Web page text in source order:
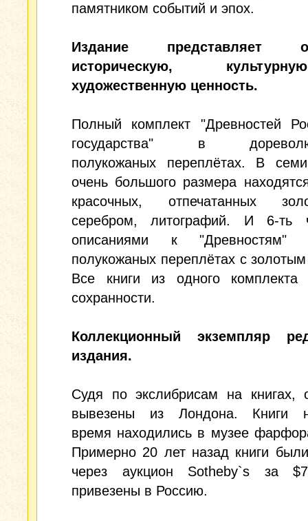
памятником событий и эпох.
Издание представляет
историческую,
художественную ценность.
Полный комплект "Древностей
государства" в
полукожаных переплётах. В
очень большого размера
красочных, отпечатанных
серебром, литографий. И 6-ть
описаниями к
полукожаных переплётах с
Все книги из одного комплекта
сохранности.
Коллекционный экземпляр
издания.
Судя по экслибрисам на книгах,
вывезены из Лондона. Книги
время находились в музее
Примерно 20 лет назад книги
через аукцион Sotheby`s за
привезены в Россию.